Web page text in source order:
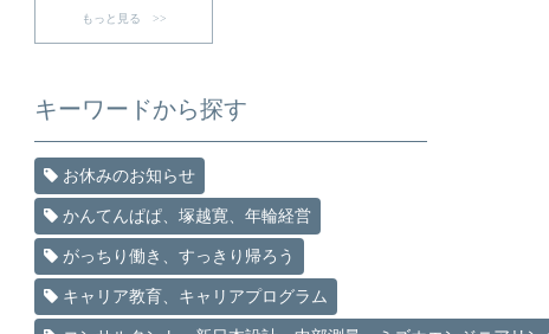
もっと見る >>
キーワードから探す
お休みのお知らせ
かんてんぱぱ、塚越寛、年輪経営
がっちり働き、すっきり帰ろう
キャリア教育、キャリアプログラム